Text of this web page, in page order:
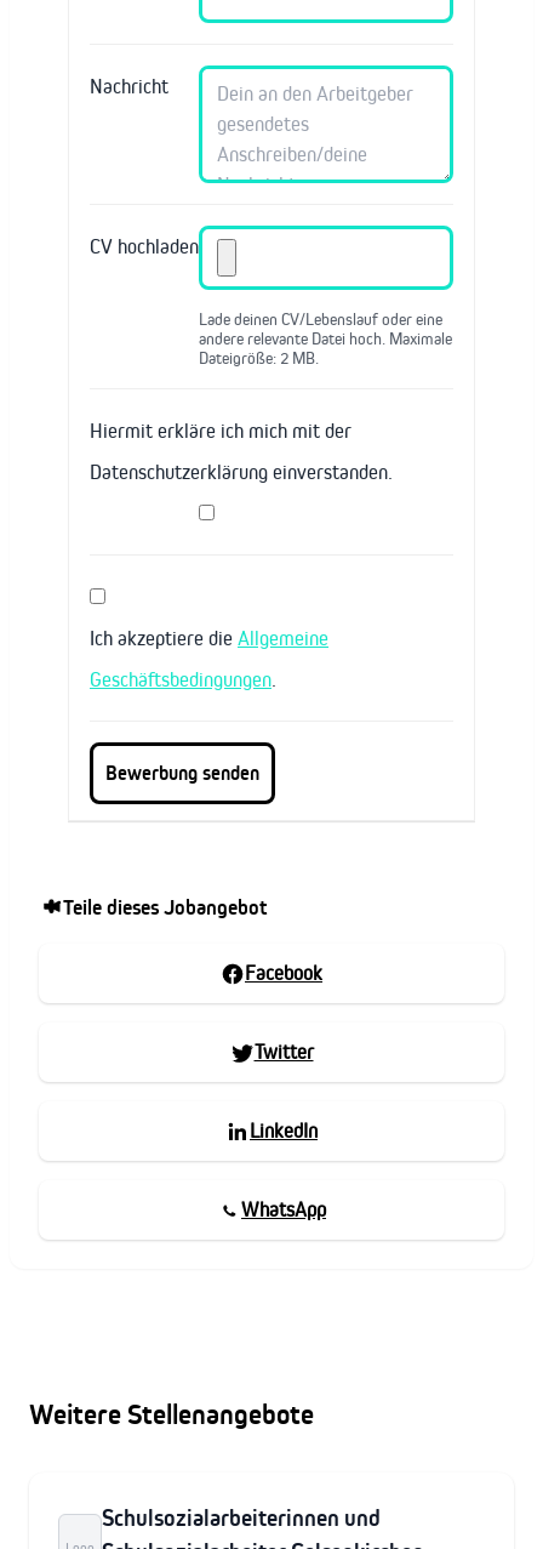
Nachricht
CV hochladen
Lade deinen CV/Lebenslauf oder eine
andere relevante Datei hoch. Maximale
Dateigröße: 2 MB.
Hiermit erkläre ich mich mit der
Datenschutzerklärung einverstanden.
Ich akzeptiere die Allgemeine
Geschäftsbedingungen.
Teile dieses Jobangebot
Facebook
Twitter
LinkedIn
WhatsApp
Weitere Stellenangebote
Schulsozialarbeiterinnen und